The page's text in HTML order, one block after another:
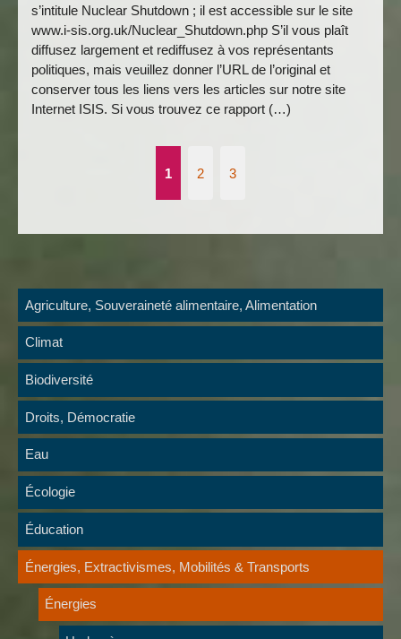
s’intitule Nuclear Shutdown ; il est accessible sur le site
www.i-sis.org.uk/Nuclear_Shutdown.php S’il vous plaît
diffusez largement et rediffusez à vos représentants
politiques, mais veuillez donner l’URL de l’original et
conserver tous les liens vers les articles sur notre site
Internet ISIS. Si vous trouvez ce rapport (…)
1 2 3
Agriculture, Souveraineté alimentaire, Alimentation
Climat
Biodiversité
Droits, Démocratie
Eau
Écologie
Éducation
Énergies, Extractivismes, Mobilités & Transports
Énergies